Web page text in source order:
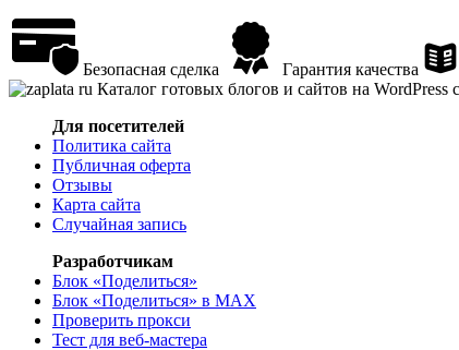
Безопасная сделка Гарантия качества
Каталог готовых блогов и сайтов на
Для посетителей
Политика сайта
Публичная оферта
Отзывы
Карта сайта
Случайная запись
Разработчикам
Блок «Поделиться»
Блок «Поделиться» в MAX
Проверить прокси
Тест для веб-мастера